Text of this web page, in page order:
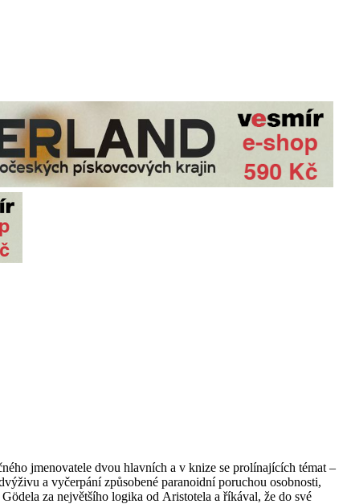
jmenovatele dvou hlavních a v knize se prolínajících témat –
a vyčerpání způsobené paranoidní poruchou osobnosti,
za největšího logika od Aristotela a říkával, že do své